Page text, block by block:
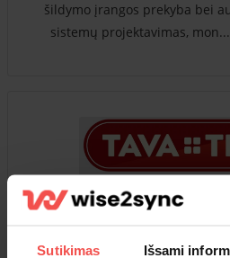
Sutikimas Išsami
šildymo įrangos prekyba bei
sistemų projektavimas, mon...
Sarmi
~4,200 produktų